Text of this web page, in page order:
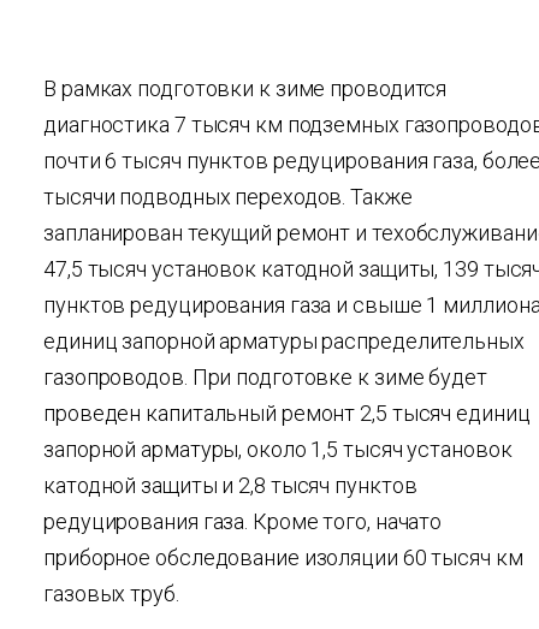
В рамках подготовки к зиме проводится
диагностика 7 тысяч км подземных
почти 6 тысяч пунктов редуцирования газа,
тысячи подводных переходов. Также
запланирован текущий ремонт и
47,5 тысяч установок катодной защиты, 139
пунктов редуцирования газа и свыше 1
единиц запорной арматуры распределительных
газопроводов. При подготовке к зиме будет
проведен капитальный ремонт 2,5 тысяч единиц
запорной арматуры, около 1,5 тысяч установок
катодной защиты и 2,8 тысяч пунктов
редуцирования газа. Кроме того, начато
приборное обследование изоляции 60 тысяч км
газовых труб.